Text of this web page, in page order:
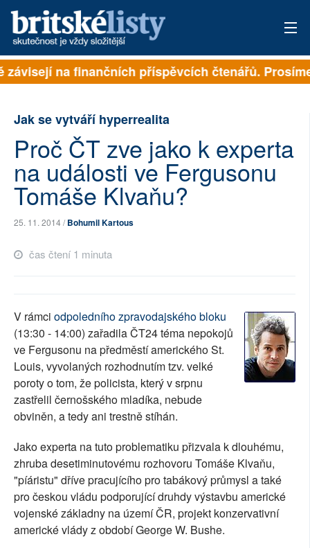
PŘIHLÁSIT
ROZHOVORY
TÉMATA
AUTOŘI
SOCIÁLNÍ SÍTĚ
RUBRIKY
PLNÁ VERZE STRÁNEK
na finančních příspěvcích čtenářů.
Jak se vytváří hyperrealita
Proč ČT zve jako k experta
na události ve Fergusonu
Tomáše Klvaňu?
25. 11. 2014 /Bohumil Kartous
čas čtení 1 minuta
V rámci odpoledního zpravodajského bloku
(13:30 - 14:00) zařadila ČT24 téma nepokojů
ve Fergusonu na předměstí amerického St.
Louis, vyvolaných rozhodnutím tzv. velké
poroty o tom, že policista, který v srpnu
zastřelil černošského mladíka, nebude
obviněn, a tedy ani trestně stíhán.
Jako experta na tuto problematiku přizvala k dlouhému,
zhruba desetiminutovému rozhovoru Tomáše Klvaňu,
"píáristu" dříve pracujícího pro tabákový průmysl a také
pro českou vládu podporující druhdy výstavbu americké
vojenské základny na území ČR, projekt konzervativní
americké vlády z období George W. Bushe.